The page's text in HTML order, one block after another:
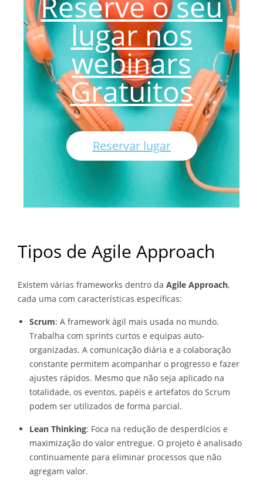
lugar nos
webinars
Gratuitos
Reservar lugar
Tipos de Agile Approach
Existem várias frameworks dentro da Agile Approach,
cada uma com características específicas:
Scrum: A framework ágil mais usada no mundo.
Trabalha com sprints curtos e equipas auto-
organizadas. A comunicação diária e a colaboração
constante permitem acompanhar o progresso e fazer
ajustes rápidos. Mesmo que não seja aplicado na
totalidade, os eventos, papéis e artefatos do Scrum
podem ser utilizados de forma parcial.
Lean Thinking: Foca na redução de desperdícios e
maximização do valor entregue. O projeto é analisado
continuamente para eliminar processos que não
agregam valor.